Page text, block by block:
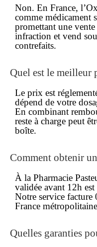
Non. En France,
comme médicament
promettant une vente
infraction et vend
contrefaits.
Quel est le meilleur
Le prix est
dépend de votre
En combinant
reste à charge peut
boîte.
Comment obtenir
À la Pharmacie
validée avant 12h
Notre service
France
Quelles garanties